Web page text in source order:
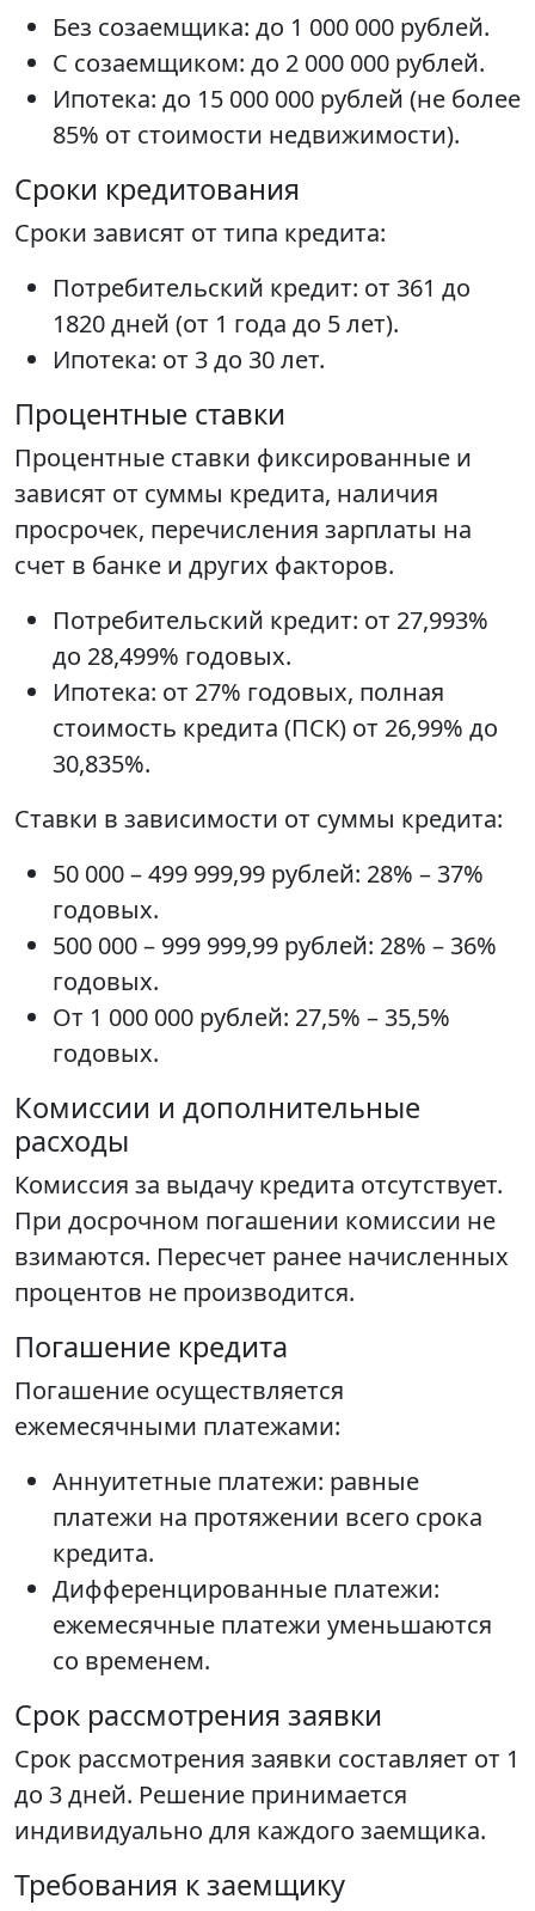
Без созаемщика: до 1 000 000 рублей.
С созаемщиком: до 2 000 000 рублей.
Ипотека: до 15 000 000 рублей (не более
85% от стоимости недвижимости).
Сроки кредитования
Сроки зависят от типа кредита:
Потребительский кредит: от 361 до
1820 дней (от 1 года до 5 лет).
Ипотека: от 3 до 30 лет.
Процентные ставки
Процентные ставки фиксированные и
зависят от суммы кредита, наличия
просрочек, перечисления зарплаты на
счет в банке и других факторов.
Потребительский кредит: от 27,993%
до 28,499% годовых.
Ипотека: от 27% годовых, полная
стоимость кредита (ПСК) от 26,99% до
30,835%.
Ставки в зависимости от суммы кредита:
50 000 – 499 999,99 рублей: 28% – 37%
годовых.
500 000 – 999 999,99 рублей: 28% – 36%
годовых.
От 1 000 000 рублей: 27,5% – 35,5%
годовых.
Комиссии и дополнительные
расходы
Комиссия за выдачу кредита отсутствует.
При досрочном погашении комиссии не
взимаются. Пересчет ранее начисленных
процентов не производится.
Погашение кредита
Погашение осуществляется
ежемесячными платежами:
Аннуитетные платежи: равные
платежи на протяжении всего срока
кредита.
Дифференцированные платежи:
ежемесячные платежи уменьшаются
со временем.
Срок рассмотрения заявки
Срок рассмотрения заявки составляет от 1
до 3 дней. Решение принимается
индивидуально для каждого заемщика.
Требования к заемщику